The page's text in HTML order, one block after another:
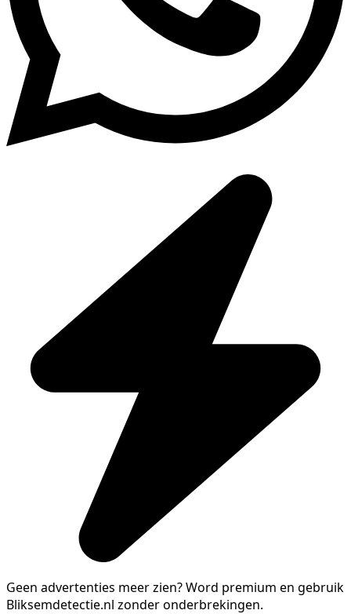
Geen advertenties meer zien?Word premium en gebruik
Bliksemdetectie.nl zonder onderbrekingen.